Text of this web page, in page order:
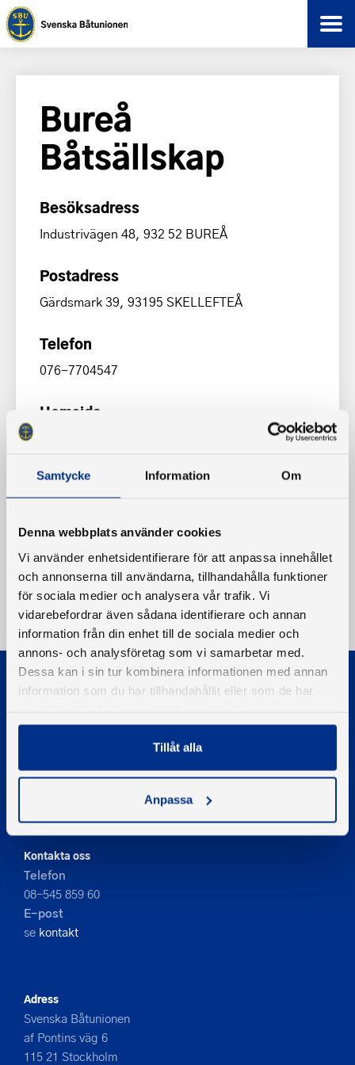
Samtycke Information Om
Denna webbplats använder cookies
Vi använder enhetsidentifierare för att anpassa innehållet
och annonserna till användarna, tillhandahålla funktioner
för sociala medier och analysera vår trafik. Vi
vidarebefordrar även sådana identifierare och annan
information från din enhet till de sociala medier och
annons- och analysföretag som vi samarbetar med.
Dessa kan i sin tur kombinera informationen med annan
information som du har tillhandahållit eller som de har
Tillåt alla
Anpassa
Bureå
Båtsällskap
Besöksadress
Industrivägen 48, 932 52 BUREÅ
Postadress
Gärdsmark 39, 93195 SKELLEFTEÅ
Telefon
076-7704547
Hemsida
Information om cookies
Kontakta oss
Telefon
08-545 859 60
E-post
se kontakt
Adress
Svenska Båtunionen
af Pontins väg 6
115 21 Stockholm